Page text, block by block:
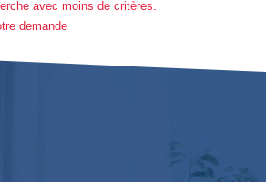
ESTIMATION
avec moins de critères.
demande